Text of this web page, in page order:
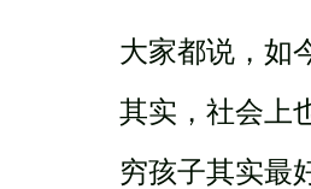
大家都说，如
其实，社会上
穷孩子其实最